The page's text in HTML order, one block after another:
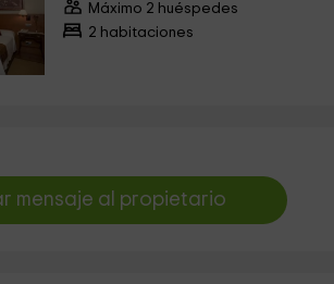
Máximo 2 huéspedes
2 habitaciones
mensaje al propietario